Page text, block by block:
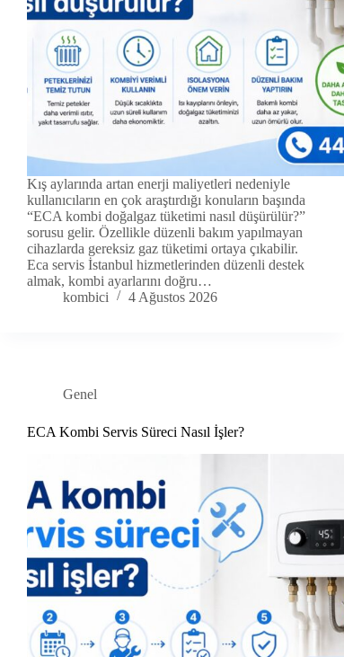
Kış aylarında artan enerji maliyetleri nedeniyle
kullanıcıların en çok araştırdığı konuların başında
“ECA kombi doğalgaz tüketimi nasıl düşürülür?”
sorusu gelir. Özellikle düzenli bakım yapılmayan
cihazlarda gereksiz gaz tüketimi ortaya çıkabilir.
Eca servis İstanbul hizmetlerinden düzenli destek
almak, kombi ayarlarını doğru…
kombici
4 Ağustos 2026
Genel
ECA Kombi Servis Süreci Nasıl İşler?